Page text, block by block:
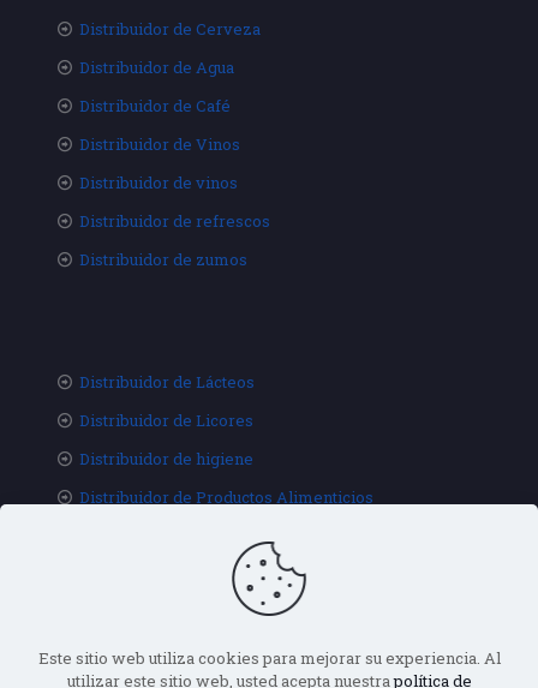
Distribuidor de Cerveza
Distribuidor de Agua
Distribuidor de Café
Distribuidor de Vinos
Distribuidor de vinos
Distribuidor de refrescos
Distribuidor de zumos
Distribuidor de Lácteos
Distribuidor de Licores
Distribuidor de higiene
Distribuidor de Productos Alimenticios
Este sitio web utiliza cookies para mejorar su experiencia. Al
utilizar este sitio web, usted acepta nuestrapolítica de